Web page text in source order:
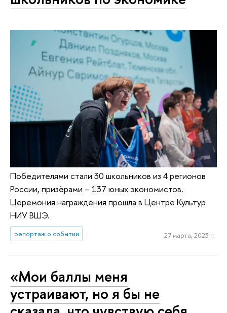
Победителями стали 30 школьников из 4 регионов
России, призёрами – 137 юных экономистов.
Церемония награждения прошла в Центре Культур
НИУ ВШЭ.
репортаж о событии 27 марта, 2023 г.
«Мои баллы меня
устраивают, но я бы не